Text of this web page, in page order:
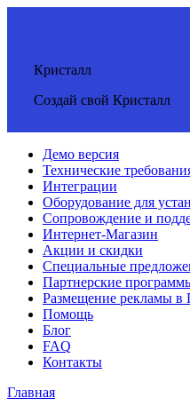
Кристалл
Создай свой Кристалл
Демо версия
Технические
Интеграции
Оборудование для
Сопровождение и
Интернет-Магазин
Акции и скидки
Специальные
Партнерские
Размещение рекламы
Помощь
Блог
FAQ
Контакты
Главная